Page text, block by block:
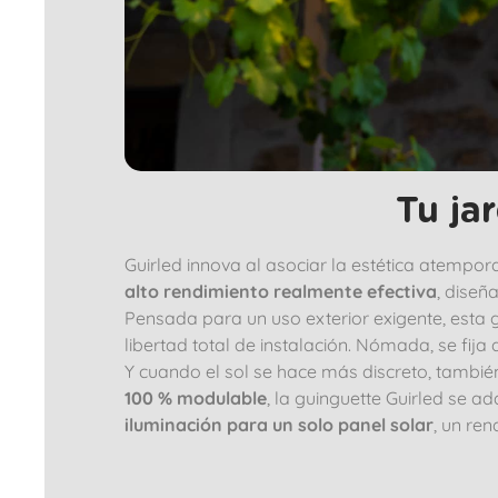
Tu
Guirled innova al asociar la estética
alto rendimiento realmente efectiva,
Pensada para un uso exterior exigente,
libertad total de instalación. Nómada, se
Y cuando el sol se hace más discreto,
100 % modulable, la guinguette Guirled se
iluminación para un solo panel solar, un